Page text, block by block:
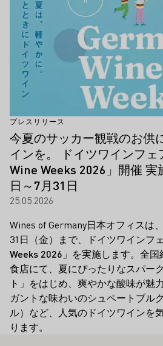
プレスリリース
今夏のサッカー観戦のお供
インを。 ドイツワインフェ
Wine Weeks 2026」開催 実
日～7月31日
25.05.2026
Wines of Germany日本オフィスは
31日（金）まで、ドイツワインフ
Weeks 2026 」を実施します。全
食店にて、夏にぴったりなスパー
ト」をはじめ、爽やかな酸味が魅
ガントな味わいのシュペートブル
ル）など、人気のドイツワインを
ります。